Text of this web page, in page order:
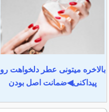
بالاخره میتونی عطر دلخواهت رو
پیداکنی◀ضمانت اصل بودن